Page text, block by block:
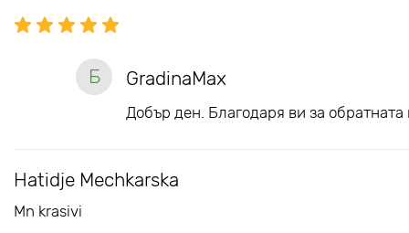
Б GradinaMax
Добър ден. Благодаря ви за обратната
Hatidje Mechkarska
Mn krasivi